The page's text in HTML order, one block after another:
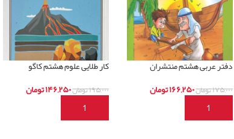
دفتر عربی هشتم منتشران
۱۷۵,۰۰۰تومان۱۶۶,۲۵۰تومان
افزودن به سبد خرید
کار طلایی علوم هشتم کاگو
۱۹۵,۰۰۰تومان۱۴۶,۲۵۰تومان
افزودن به سبد خرید